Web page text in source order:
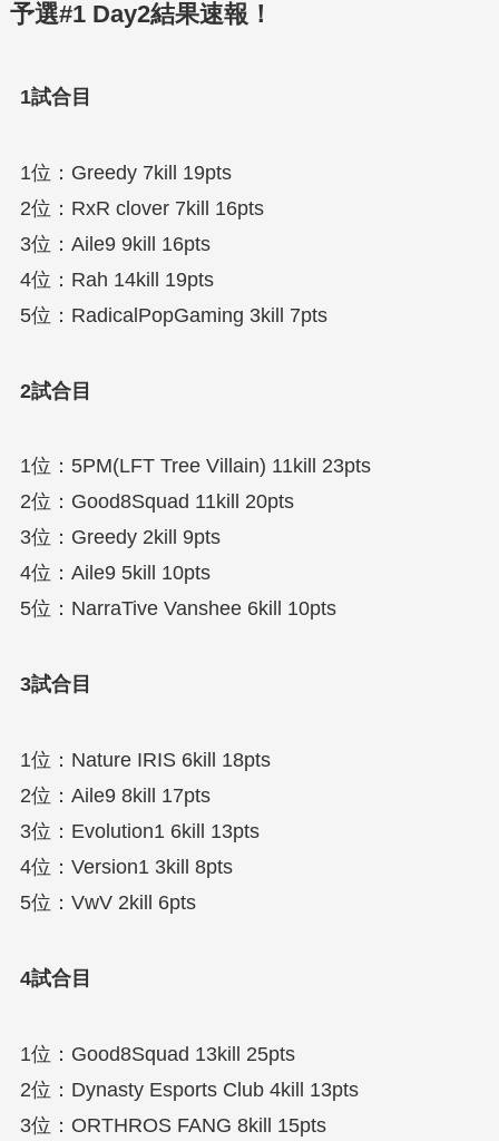
予選#1 Day2結果速報！
1試合目
1位：Greedy 7kill 19pts
2位：RxR clover 7kill 16pts
3位：Aile9 9kill 16pts
4位：Rah 14kill 19pts
5位：RadicalPopGaming 3kill 7pts
2試合目
1位：5PM(LFT Tree Villain) 11kill 23pts
2位：Good8Squad 11kill 20pts
3位：Greedy 2kill 9pts
4位：Aile9 5kill 10pts
5位：NarraTive Vanshee 6kill 10pts
3試合目
1位：Nature IRIS 6kill 18pts
2位：Aile9 8kill 17pts
3位：Evolution1 6kill 13pts
4位：Version1 3kill 8pts
5位：VwV 2kill 6pts
4試合目
1位：Good8Squad 13kill 25pts
2位：Dynasty Esports Club 4kill 13pts
3位：ORTHROS FANG 8kill 15pts